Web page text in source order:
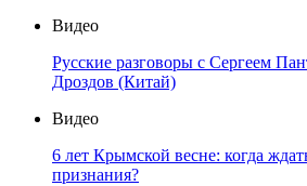
Видео
Русские разговоры с Сергеем
Дроздов (Китай)
Видео
6 лет Крымской весне: когда
признания?